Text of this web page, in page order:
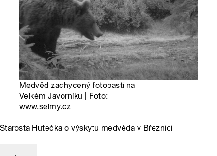
Medvěd zachycený fotopastí na
Velkém Javorníku | Foto:
www.selmy.cz
Starosta Hutečka o výskytu medvěda v Březnici